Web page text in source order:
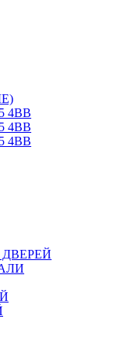
4BB
4BB
4BB